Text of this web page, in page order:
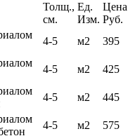
Толщ.,
см.
Ед.
Изм.
Цена
Руб.
4-5 м2
395
4-5 м2
425
4-5 м2
445
4-5 м2 575